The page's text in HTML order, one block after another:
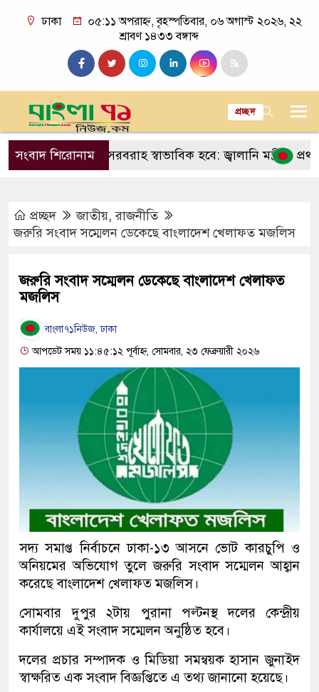
ঢাকা
০৫:১১ অপরাহ্ন, বৃহস্পতিবার, ০৬ অগাস্ট ২০২৬, ২২
শ্রাবণ ১৪৩৩ বঙ্গাব্দ
প্রচ্ছদ
সংবাদ শিরোনাম
মধ্যে গ্যাস সরবরাহ স্বাভাবিক হবে: জ্বালানি মন্ত্রী প্রথম
প্রচ্ছদ জাতীয়,রাজনীতি
জরুরি সংবাদ সম্মেলন ডেকেছে বাংলাদেশ খেলাফত মজলিস
জরুরি সংবাদ সম্মেলন ডেকেছে বাংলাদেশ খেলাফত
মজলিস
বাংলা৭১নিউজ, ঢাকা
আপডেট সময় ১১:৪৫:১২ পূর্বাহ্ন, সোমবার, ২৩ ফেব্রুয়ারী ২০২৬
সদ্য সমাপ্ত নির্বাচনে ঢাকা-১৩ আসনে ভোট কারচুপি ও
অনিয়মের অভিযোগ তুলে জরুরি সংবাদ সম্মেলন আহ্বান
করেছে বাংলাদেশ খেলাফত মজলিস।
সোমবার দুপুর ২টায় পুরানা পল্টনস্থ দলের কেন্দ্রীয়
কার্যালয়ে এই সংবাদ সম্মেলন অনুষ্ঠিত হবে।
দলের প্রচার সম্পাদক ও মিডিয়া সমন্বয়ক হাসান জুনাইদ
স্বাক্ষরিত এক সংবাদ বিজ্ঞপ্তিতে এ তথ্য জানানো হয়েছে।